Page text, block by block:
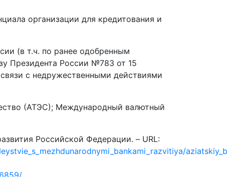
организации для кредитования и
(в т.ч. по ранее одобренным
Президента России №783 от 15
с недружественными действиями
(АТЭС); Международный валютный
Российской Федерации. – URL: